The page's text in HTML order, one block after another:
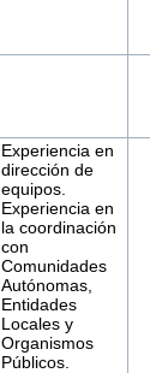
Experiencia en
dirección de
equipos.
Experiencia en
la coordinación
con
Comunidades
Autónomas,
Entidades
Locales y
Organismos
Públicos.